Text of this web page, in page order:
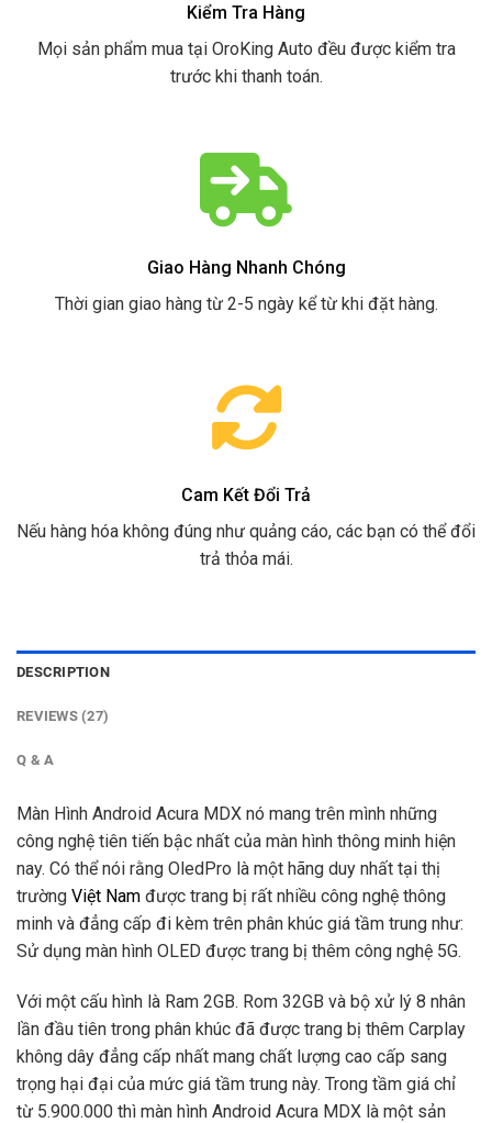
Kiểm Tra Hàng
Mọi sản phẩm mua tại OroKing Auto đều được kiểm tra
trước khi thanh toán.
Giao Hàng Nhanh Chóng
Thời gian giao hàng từ 2-5 ngày kể từ khi đặt hàng.
Cam Kết Đổi Trả
Nếu hàng hóa không đúng như quảng cáo, các bạn có thể đổi
trả thỏa mái.
DESCRIPTION
REVIEWS (27)
Q & A
Màn Hình Android Acura MDX nó mang trên mình những
công nghệ tiên tiến bậc nhất của màn hình thông minh hiện
nay. Có thể nói rằng OledPro là một hãng duy nhất tại thị
trường Việt Nam được trang bị rất nhiều công nghệ thông
minh và đẳng cấp đi kèm trên phân khúc giá tầm trung như:
Sử dụng màn hình OLED được trang bị thêm công nghệ 5G.
Với một cấu hình là Ram 2GB. Rom 32GB và bộ xử lý 8 nhân
lần đầu tiên trong phân khúc đã được trang bị thêm Carplay
không dây đẳng cấp nhất mang chất lượng cao cấp sang
trọng hại đại của mức giá tầm trung này. Trong tầm giá chỉ
từ 5.900.000 thì màn hình Android Acura MDX là một sản